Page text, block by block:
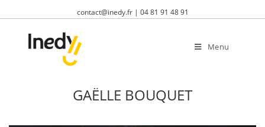
to
content
contact@inedy.fr | 04 81 91 48 91
Menu
GAËLLE BOUQUET